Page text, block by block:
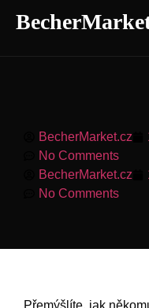
BecherMarket.cz
No Comments
BecherMarket.cz
No Comments
Přemýšlíte, jak